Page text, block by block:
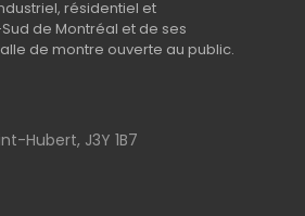
résidentiel et
de Montréal et de ses
de montre ouverte au public.
Hubert, J3Y 1B7